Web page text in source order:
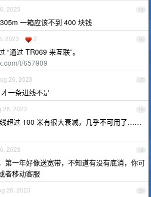
15
2023
一箱应该不到 400 块钱
16
2023 2
“通过 TR069 来互联”。
t/657909
17
26, 2023
一条进线不是
18
26, 2023
超过 100 米有很大衰减，几乎不可用了……
19
2023
第一年好像送宽带，不知道有没有底消，你可
者移动客服
20
26, 2023